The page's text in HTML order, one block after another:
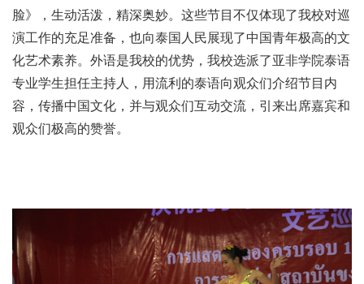
脸》，生动活泼，精深奥妙。这些节目不仅体现了我校对巡
演工作的充足准备，也向泰国人民展现了中国青年极高的文
化艺术素养。外语是我校的优势，我校选派了亚非学院泰语
专业学生担任主持人，用流利的泰语向观众们介绍节目内
容，传播中国文化，并与观众们互动交流，引来出席嘉宾和
观众们极高的赞誉。